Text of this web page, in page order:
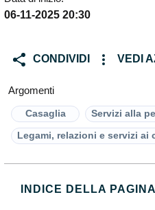
06-11-2025 20:30
CONDIVIDI VEDI
Argomenti
Casaglia
Servizi alla
Legami, relazioni e servizi ai
INDICE DELLA PAGINA